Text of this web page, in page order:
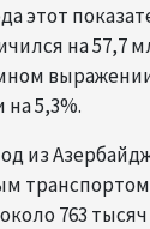
этот
на 57,7
5,3%.
из
763